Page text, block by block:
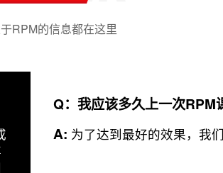
RPM的信息都在这里
Q：我应该多久上一次RPM
A: 为了达到最好的效果，我